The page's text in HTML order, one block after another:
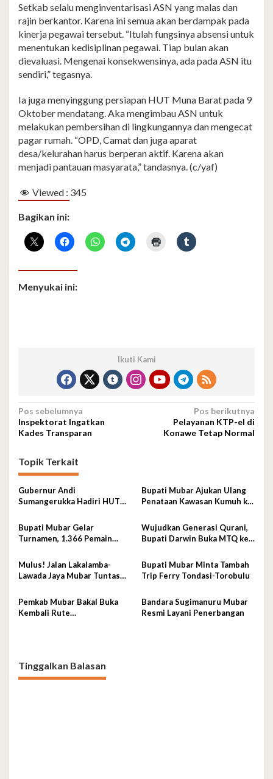
Setkab selalu menginventarisasi ASN yang malas dan
rajin berkantor. Karena ini semua akan berdampak pada
kinerja pegawai tersebut. “Itulah fungsinya absensi untuk
menentukan kedisiplinan pegawai. Tiap bulan akan
dievaluasi. Mengenai konsekwensinya, ada pada ASN itu
sendiri,” tegasnya.
Ia juga menyinggung persiapan HUT Muna Barat pada 9
Oktober mendatang. Aka mengimbau ASN untuk
melakukan pembersihan di lingkungannya dan mengecat
pagar rumah. “OPD, Camat dan juga aparat
desa/kelurahan harus berperan aktif. Karena akan
menjadi pantauan masyarata,” tandasnya. (c/yaf)
Viewed : 345
Bagikan ini:
Menyukai ini:
Ikuti Kami
Navigasi
pos
Pos sebelumnya
Inspektorat Ingatkan
Kades Transparan
Pos berikutnya
Pelayanan KTP-el di
Konawe Tetap Normal
Topik Terkait
Gubernur Andi
Sumangerukka Hadiri HUT
Bupati Mubar Ajukan Ulang
Penataan Kawasan Kumuh ke
Bupati Mubar Gelar
Turnamen, 1.366 Pemain
Wujudkan Generasi Qurani,
Bupati Darwin Buka MTQ ke-
Mulus! Jalan Lakalamba-
Lawada Jaya Mubar Tuntas
Bupati Mubar Minta Tambah
Trip Ferry Tondasi-Torobulu
Pemkab Mubar Bakal Buka
Kembali Rute
Bandara Sugimanuru Mubar
Resmi Layani Penerbangan
Tinggalkan Balasan